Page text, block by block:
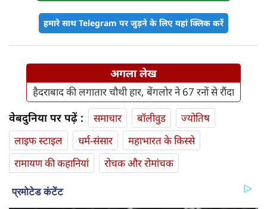
हमारे साथ Telegram पर जुड़ने के लिए यहां क्लिक करें
अगला लेख
हैदराबाद की लगातार चौथी हार, बेंगलोर ने 67 रनों से रौंदा
वेबदुनिया पर पढ़ें : समाचार बॉलीवुड
ज्योतिष
लाइफ स्‍टाइल
धर्म-संसार
महाभारत के किस्से
रामायण की कहानियां
रोचक और रोमांचक